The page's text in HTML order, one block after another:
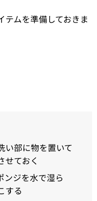
テムを準備しておきま
い部に物を置いて
せておく
ンジを水で湿ら
する